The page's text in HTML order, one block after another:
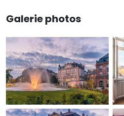
Galerie photos